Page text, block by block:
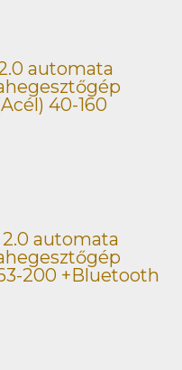
automata
40-160
2.0 automata
200 +Bluetooth